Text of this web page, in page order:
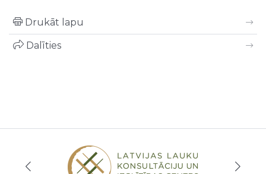
Drukāt lapu
Dalīties